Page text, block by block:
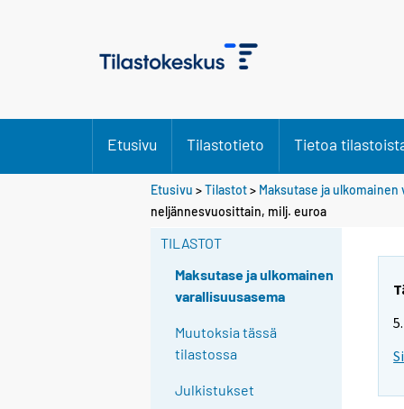
Etusivu Tilastotieto Tietoa
Etusivu >Tilastot> Maksutase ja ulkomainen
neljännesvuosittain, milj. euroa
TILASTOT
Maksutase ja ulkomainen
varallisuusasema
Muutoksia tässä
tilastossa
Julkistukset